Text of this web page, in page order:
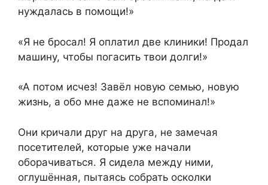
нуждалась в помощи!»
«Я не бросал! Я оплатил две клиники! Продал
машину, чтобы погасить твои долги!»
«А потом исчез! Завёл новую семью, новую
жизнь, а обо мне даже не вспоминал!»
Они кричали друг на друга, не замечая
посетителей, которые уже начали
оборачиваться. Я сидела между ними,
оглушённая, пытаясь собрать осколки